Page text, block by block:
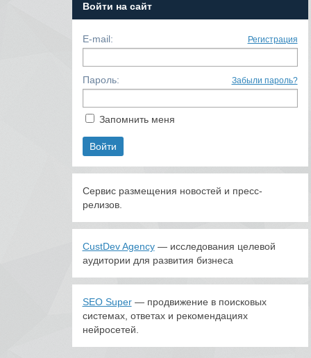
Войти на сайт
E-mail: Регистрация
Пароль: Забыли пароль?
Запомнить меня
Сервис размещения новостей и пресс-
релизов.
CustDev Agency— исследования целевой
аудитории для развития бизнеса
SEO Super— продвижение в поисковых
системах, ответах и рекомендациях
нейросетей.